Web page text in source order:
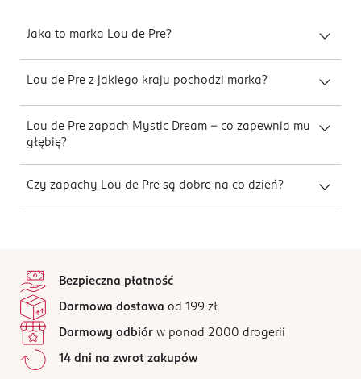
Jaka to marka Lou de Pre?
Lou de Pre z jakiego kraju pochodzi marka?
Lou de Pre zapach Mystic Dream – co zapewnia mu
głębię?
Czy zapachy Lou de Pre są dobre na co dzień?
Bezpieczna płatność
Darmowa dostawa od 199 zł
Darmowy odbiór w ponad 2000 drogerii
14 dni na zwrot zakupów